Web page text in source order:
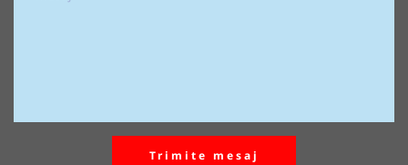
Trimite mesaj